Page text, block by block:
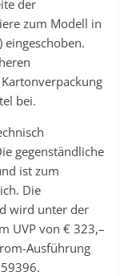
der
zum Modell in
eingeschoben.
bei.
gegenständliche
ist zum
Die
wird unter der
UVP von € 323,–
Ausführung